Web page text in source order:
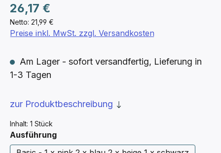
Netto: 21,99 €
Regulärer Preis:
26,17 €
Inhalt: 1 Stück
Preise inkl. MwSt. zzgl. Versandkosten
Am Lager - sofort versandfertig, Lieferung in
1-3 Tagen
zur Produktbeschreibung
Ausführungauswählen